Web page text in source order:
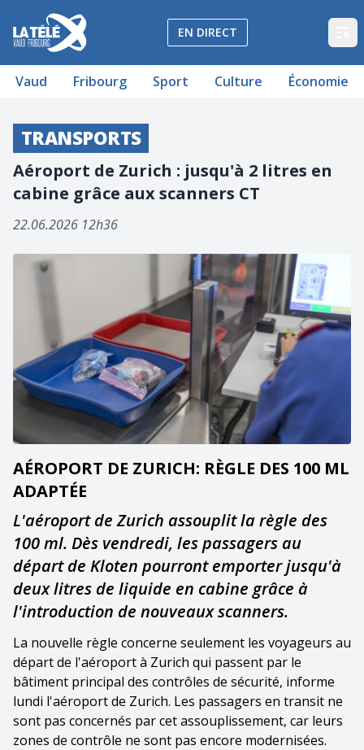
La Télé - Télévision régionale Vaud et Fribourg
EN DIRECT
Vaud Fribourg Sport Culture Économie
TRANSPORTS
Aéroport de Zurich : jusqu'à 2 litres en
cabine grâce aux scanners CT
22.06.2026 12h36
AÉROPORT DE ZURICH: RÈGLE DES 100 ML
ADAPTÉE
L'aéroport de Zurich assouplit la règle des
100 ml. Dès vendredi, les passagers au
départ de Kloten pourront emporter jusqu'à
deux litres de liquide en cabine grâce à
l'introduction de nouveaux scanners.
La nouvelle règle concerne seulement les voyageurs au
départ de l'aéroport à Zurich qui passent par le
bâtiment principal des contrôles de sécurité, informe
lundi l'aéroport de Zurich. Les passagers en transit ne
sont pas concernés par cet assouplissement, car leurs
zones de contrôle ne sont pas encore modernisées.